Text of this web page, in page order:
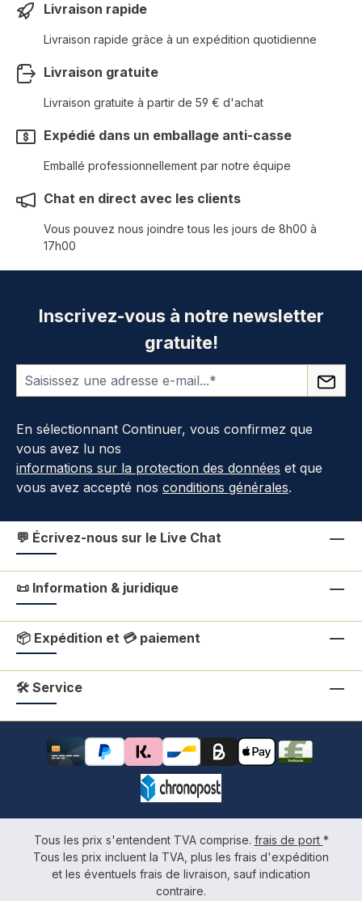
Livraison rapide
Livraison rapide grâce à un expédition quotidienne
Livraison gratuite
Livraison gratuite à partir de 59 € d'achat
Expédié dans un emballage anti-casse
Emballé professionnellement par notre équipe
Chat en direct avec les clients
Vous pouvez nous joindre tous les jours de 8h00 à
17h00
Inscrivez-vous à notre newsletter
gratuite!
En sélectionnant Continuer, vous confirmez que
vous avez lu nos
informations sur la protection des données et que
vous avez accepté nos conditions générales.
💬 Écrivez-nous sur le Live Chat
📜 Information & juridique
📦 Expédition et 💳 paiement
🛠 Service
Tous les prix s'entendent TVA comprise. frais de port *
Tous les prix incluent la TVA, plus les frais d'expédition
et les éventuels frais de livraison, sauf indication
contraire.